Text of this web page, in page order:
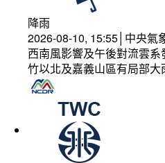
降雨
2026-08-10, 15:55│中央氣
西南風影響及午後對流雲
竹以北及嘉義山區有局部